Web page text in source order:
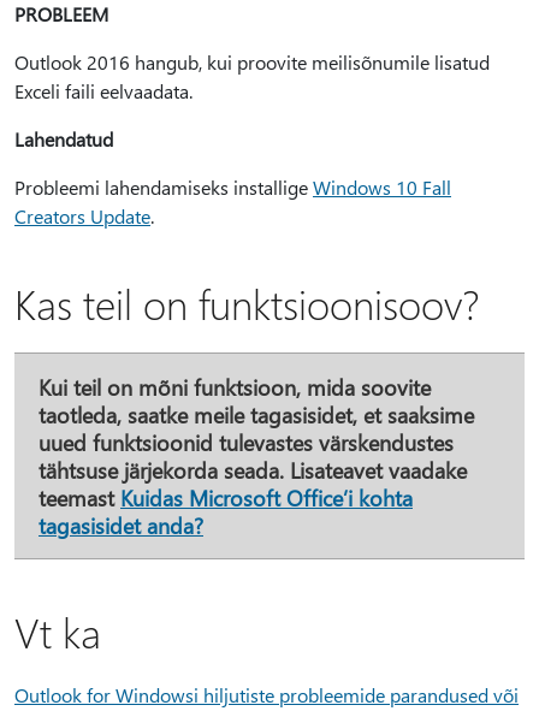
PROBLEEM
Outlook 2016 hangub, kui proovite meilisõnumile lisatud
Exceli faili eelvaadata.
Lahendatud
Probleemi lahendamiseks installigeWindows 10 Fall
Creators Update.
Kas teil on funktsioonisoov?
Kui teil on mõni funktsioon, mida soovite
taotleda, saatke meile tagasisidet, et saaksime
uued funktsioonid tulevastes värskendustes
tähtsuse järjekorda seada. Lisateavet vaadake
teemast Kuidas Microsoft Office’i kohta
tagasisidet anda?
Vt ka
Outlook for Windowsi hiljutiste probleemide parandused või